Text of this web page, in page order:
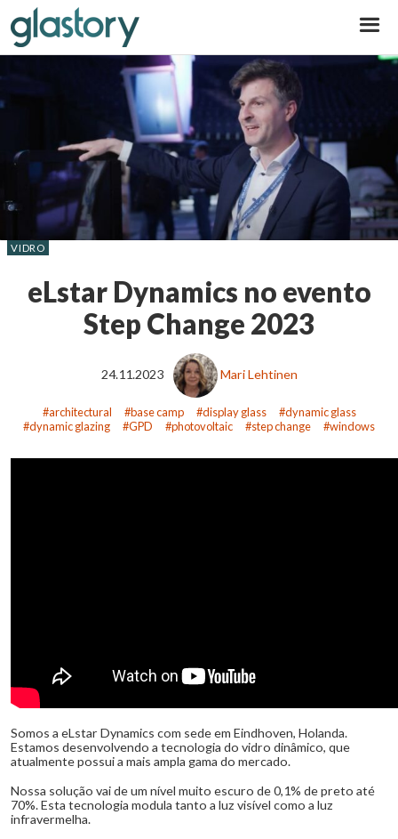
eLstar Dynamics no evento
Step Change 2023
VIDRO
24.11.2023 Mari Lehtinen
architectural base camp display glass
dynamic glass
dynamic glazing
GPD photovoltaic step change windows
Somos a eLstar Dynamics com sede em Eindhoven, Holanda.
Estamos desenvolvendo a tecnologia do vidro dinâmico, que
atualmente possui a mais ampla gama do mercado.
Nossa solução vai de um nível muito escuro de 0,1% de preto até
70%. Esta tecnologia modula tanto a luz visível como a luz
infravermelha.